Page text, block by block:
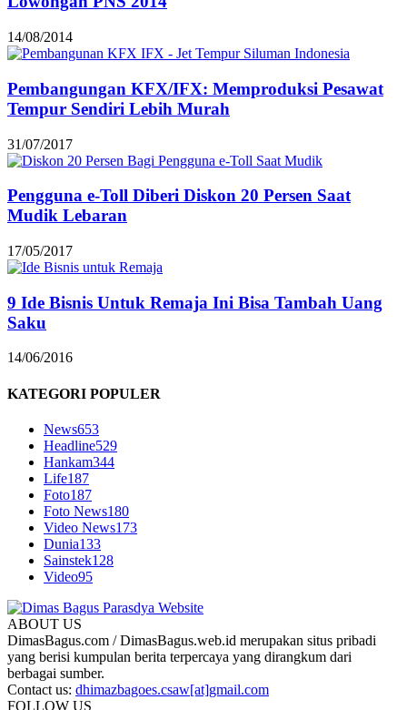
14/08/2014
Pembangungan KFX/IFX: Memproduksi Pesawat
Tempur Sendiri Lebih Murah
31/07/2017
Pengguna e-Toll Diberi Diskon 20 Persen Saat
Mudik Lebaran
17/05/2017
9 Ide Bisnis Untuk Remaja Ini Bisa Tambah Uang
Saku
14/06/2016
KATEGORI POPULER
News653
Headline529
Hankam344
Life187
Foto187
Foto News180
Video News173
Dunia133
Sainstek128
Video95
ABOUT US
DimasBagus.com / DimasBagus.web.id merupakan situs pribadi
yang berisi kumpulan berita terpercaya yang dirangkum dari
berbagai sumber.
Contact us: dhimazbagoes.csaw[at]gmail.com
FOLLOW US